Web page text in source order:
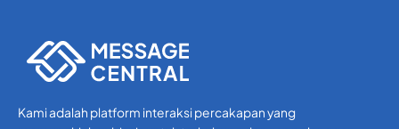
Kami adalah platform interaksi percakapan yang